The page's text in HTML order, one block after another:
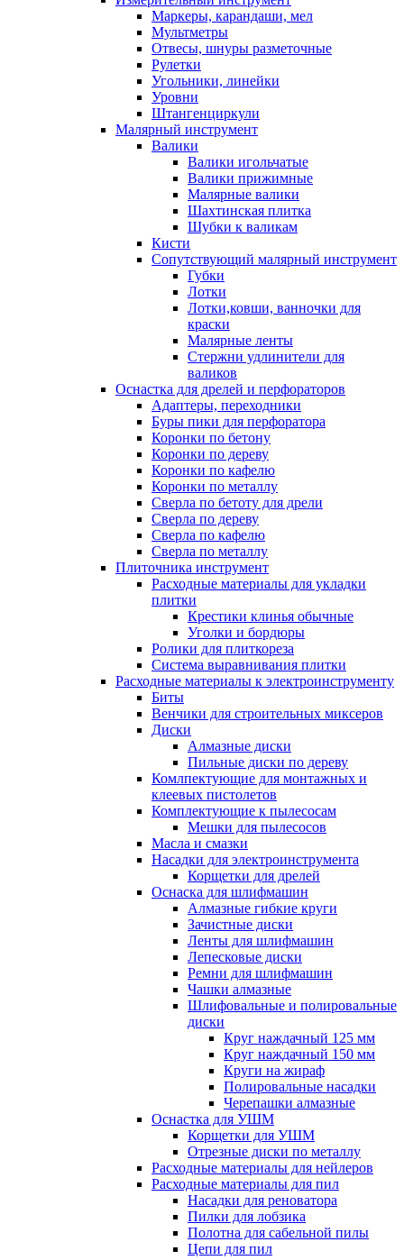
Маркеры, карандаши, мел
Мультметры
Отвесы, шнуры разметочные
Рулетки
Угольники, линейки
Уровни
Штангенциркули
Малярный инструмент
Валики
Валики игольчатые
Валики прижимные
Малярные валики
Шахтинская плитка
Шубки к валикам
Кисти
Сопутствующий малярный инструмент
Губки
Лотки
Лотки,ковши, ванночки для
краски
Малярные ленты
Стержни удлинители для
валиков
Оснастка для дрелей и перфораторов
Адаптеры, переходники
Буры пики для перфоратора
Коронки по бетону
Коронки по дереву
Коронки по кафелю
Коронки по металлу
Сверла по бетоту для дрели
Сверла по дереву
Сверла по кафелю
Сверла по металлу
Плиточника инструмент
Расходные материалы для укладки
плитки
Крестики клинья обычные
Уголки и бордюры
Ролики для плиткореза
Система выравнивания плитки
Расходные материалы к электроинструменту
Биты
Венчики для строительных миксеров
Диски
Алмазные диски
Пильные диски по дереву
Комлпектующие для монтажных и
клеевых пистолетов
Комплектующие к пылесосам
Мешки для пылесосов
Масла и смазки
Насадки для электроинструмента
Корщетки для дрелей
Оснаска для шлифмашин
Алмазные гибкие круги
Зачистные диски
Ленты для шлифмашин
Лепесковые диски
Ремни для шлифмашин
Чашки алмазные
Шлифовальные и полировальные
диски
Круг наждачный 125 мм
Круг наждачный 150 мм
Круги на жираф
Полировальные насадки
Черепашки алмазные
Оснастка для УШМ
Корщетки для УШМ
Отрезные диски по металлу
Расходные материалы для нейлеров
Расходные материалы для пил
Насадки для реноватора
Пилки для лобзика
Полотна для сабельной пилы
Цепи для пил